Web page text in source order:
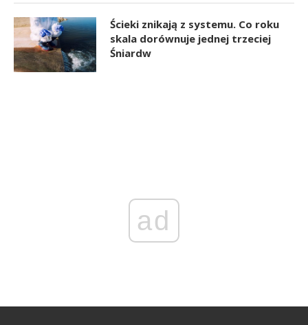
Ścieki znikają z systemu. Co roku
skala dorównuje jednej trzeciej
Śniardw
ad